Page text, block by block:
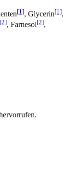
[1], Glycerin[1],
[2], Farnesol[2],